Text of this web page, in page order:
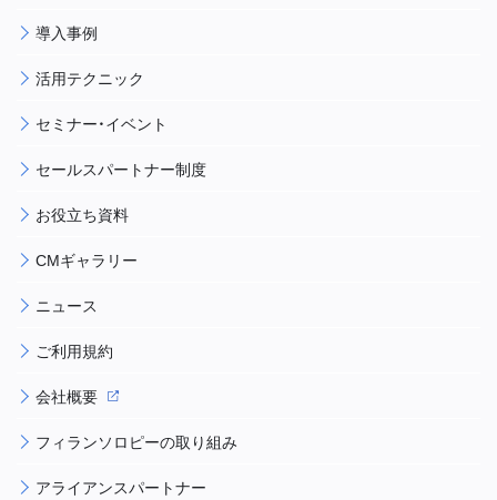
導入事例
活用テクニック
セミナー・イベント
セールスパートナー制度
お役立ち資料
CMギャラリー
ニュース
ご利用規約
会社概要
フィランソロピーの取り組み
アライアンスパートナー